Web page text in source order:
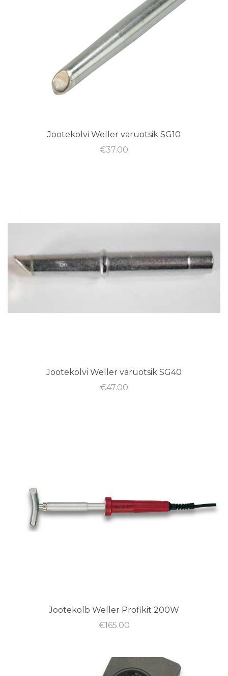
Jootekolvi Weller varuotsik SG10
€37.00
Jootekolvi Weller varuotsik SG40
€47.00
Jootekolb Weller Profikit 200W
€165.00